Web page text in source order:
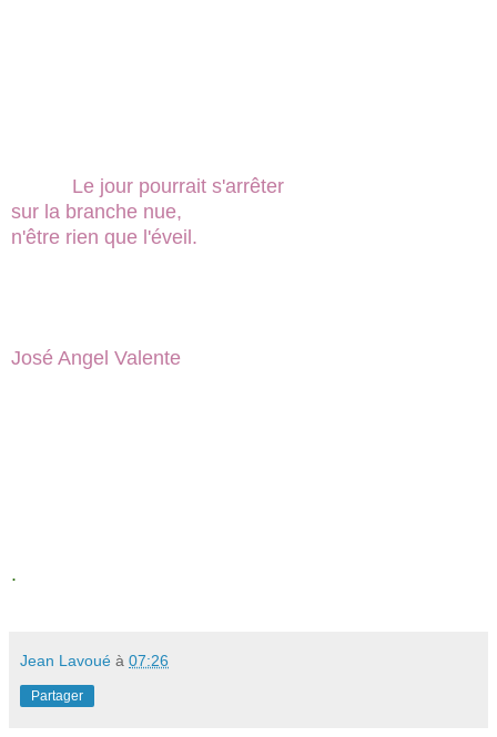
Le jour pourrait s'arrêter
sur la branche nue,
n'être rien que l'éveil.
José Angel Valente
.
Jean Lavoué à 07:26
Partager